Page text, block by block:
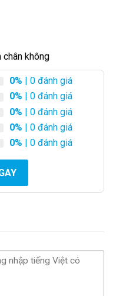
chân không
0% | 0 đánh giá
0% | 0 đánh giá
0% | 0 đánh giá
0% | 0 đánh giá
0% | 0 đánh giá